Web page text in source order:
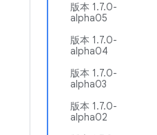
版本 1.7.0-
alpha05
版本 1.7.0-
alpha04
版本 1.7.0-
alpha03
版本 1.7.0-
alpha02